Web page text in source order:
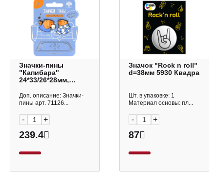
Значки-пины
"Капибара"
24*33/26*28мм,
Феникс+
Доп. описание: Значки-
пины арт. 71126...
- +
239.4
Значок "Rock n roll"
d=38мм 5930 Квадра
Шт. в упаковке: 1
Материал основы: пл...
- +
87